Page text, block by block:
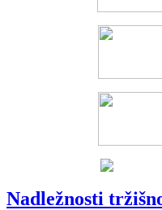
Nadležnosti